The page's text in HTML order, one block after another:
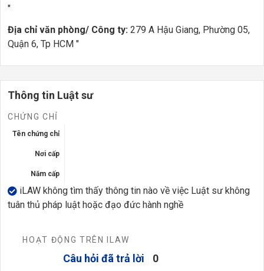
"
Địa chỉ văn phòng/ Công ty: 279 A Hậu Giang, Phường 05,
Quận 6, Tp HCM "
Thông tin Luật sư
CHỨNG CHỈ
Tên chứng chỉ
Nơi cấp
Năm cấp
iLAW không tìm thấy thông tin nào về việc Luật sư không
tuân thủ pháp luật hoặc đạo đức hành nghề
HOẠT ĐỘNG TRÊN ILAW
Câu hỏi đã trả lời 0